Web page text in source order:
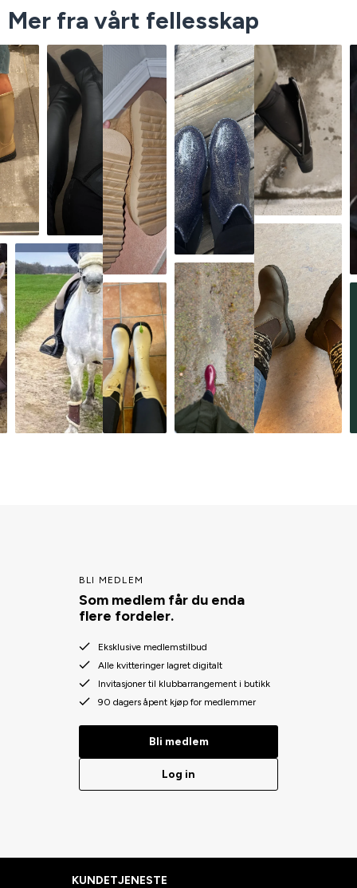
Mer fra vårt fellesskap
BLI MEDLEM
Som medlem får du enda
flere fordeler.
Eksklusive medlemstilbud
Alle kvitteringer lagret digitalt
Invitasjoner til klubbarrangement i butikk
90 dagers åpent kjøp for medlemmer
Bli medlem
Log in
KUNDETJENESTE